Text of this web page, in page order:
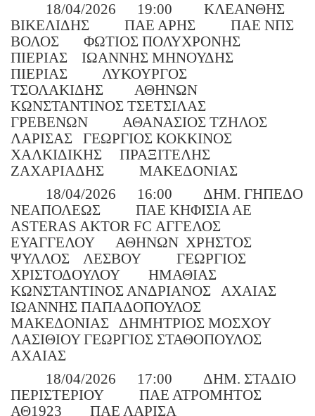
18/04/2026
19:00
ΚΛΕΑΝΘΗΣ
ΒΙΚΕΛΙΔΗΣ
ΠΑΕ ΑΡΗΣ
ΠΑΕ ΝΠΣ
ΒΟΛΟΣ
ΦΩΤΙΟΣ ΠΟΛΥΧΡΟΝΗΣ
ΠΙΕΡΙΑΣ
ΙΩΑΝΝΗΣ ΜΗΝΟΥΔΗΣ
ΠΙΕΡΙΑΣ
ΛΥΚΟΥΡΓΟΣ
ΤΣΟΛΑΚΙΔΗΣ
ΑΘΗΝΩΝ
ΚΩΝΣΤΑΝΤΙΝΟΣ ΤΣΕΤΣΙΛΑΣ
ΓΡΕΒΕΝΩΝ
ΑΘΑΝΑΣΙΟΣ ΤΖΗΛΟΣ
ΛΑΡΙΣΑΣ
ΓΕΩΡΓΙΟΣ ΚΟΚΚΙΝΟΣ
ΧΑΛΚΙΔΙΚΗΣ
ΠΡΑΞΙΤΕΛΗΣ
ΖΑΧΑΡΙΑΔΗΣ
ΜΑΚΕΔΟΝΙΑΣ
18/04/2026
16:00
ΔΗΜ. ΓΗΠΕΔΟ
ΝΕΑΠΟΛΕΩΣ
ΠΑΕ ΚΗΦΙΣΙΑ ΑΕ
ASTERAS AKTOR FC ΑΓΓΕΛΟΣ
ΕΥΑΓΓΕΛΟΥ
ΑΘΗΝΩΝ ΧΡΗΣΤΟΣ
ΨΥΛΛΟΣ
ΛΕΣΒΟΥ
ΓΕΩΡΓΙΟΣ
ΧΡΙΣΤΟΔΟΥΛΟΥ
ΗΜΑΘΙΑΣ
ΚΩΝΣΤΑΝΤΙΝΟΣ ΑΝΔΡΙΑΝΟΣ ΑΧΑΙΑΣ
ΙΩΑΝΝΗΣ ΠΑΠΑΔΟΠΟΥΛΟΣ
ΜΑΚΕΔΟΝΙΑΣ ΔΗΜΗΤΡΙΟΣ ΜΟΣΧΟΥ
ΛΑΣΙΘΙΟΥ ΓΕΩΡΓΙΟΣ ΣΤΑΘΟΠΟΥΛΟΣ
ΑΧΑΙΑΣ
18/04/2026
17:00
ΔΗΜ. ΣΤΑΔΙΟ
ΠΕΡΙΣΤΕΡΙΟΥ
ΠΑΕ ΑΤΡΟΜΗΤΟΣ
ΑΘ1923
ΠΑΕ ΛΑΡΙΣΑ